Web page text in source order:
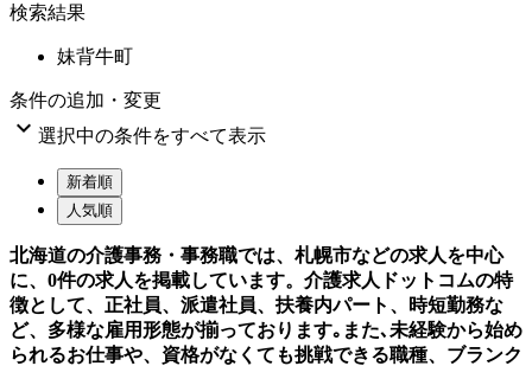
検索結果
妹背牛町
条件の追加・変更
 選択中の条件をすべて表示
新着順
人気順
北海道の介護事務・事務職では、札幌市などの求人を中心
に、0件の求人を掲載しています。介護求人ドットコムの特
徴として、正社員、派遣社員、扶養内パート、時短勤務な
ど、多様な雇用形態が揃っております｡また､未経験から始め
られるお仕事や、資格がなくても挑戦できる職種、ブランク